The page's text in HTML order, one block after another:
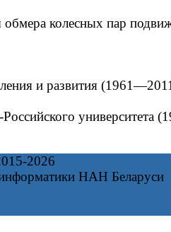
колесных пар
и развития
2026
НАН Беларуси